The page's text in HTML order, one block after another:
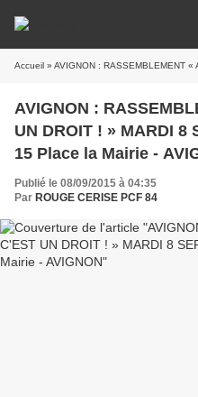
Accueil » AVIGNON : RASSEMBLEMENT « ASILE ! C'EST UN
AVIGNON :
UN DROIT ! » MARDI 8
15 Place la Mairie -
Publié le 08/09/2015 à 04:35
Par ROUGE CERISE PCF 84